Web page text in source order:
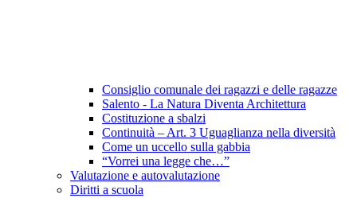
Consiglio comunale dei ragazzi e delle ragazze
Salento - La Natura Diventa Architettura
Costituzione a sbalzi
Continuità – Art. 3 Uguaglianza nella diversità
Come un uccello sulla gabbia
“Vorrei una legge che…”
Valutazione e autovalutazione
Diritti a scuola